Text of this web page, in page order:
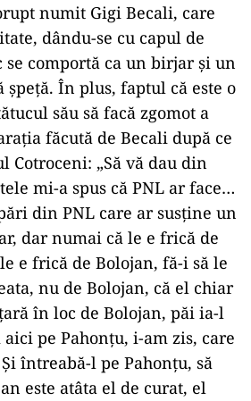
numit Gigi Becali, care
dându-se cu capul de
comportă ca un birjar și un
În plus, faptul că este o
său să facă zgomot a
făcută de Becali după ce
Cotroceni: „Să vă dau din
mi-a spus că PNL ar face…
din PNL care ar susține un
dar numai că le e frică de
e frică de Bolojan, fă-i să le
nu de Bolojan, că el chiar
în loc de Bolojan, păi ia-l
pe Pahonțu, i-am zis, care
întreabă-l pe Pahonțu, să
este atâta el de curat, el